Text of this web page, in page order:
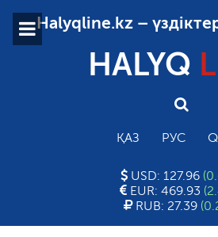
Halyqline.kz –
HALYQ
ҚАЗ РУС
USD: 127.96
EUR: 469.93
RUB: 27.39